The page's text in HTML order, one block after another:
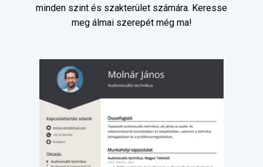
minden szint és szakterület számára. Keresse
meg álmai szerepét még ma!